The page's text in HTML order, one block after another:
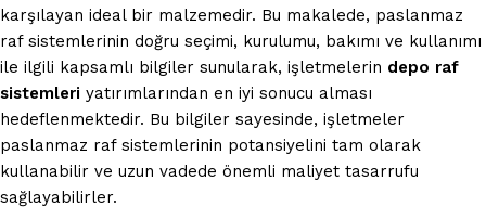
karşılayan ideal bir malzemedir. Bu makalede, paslanmaz
raf sistemlerinin doğru seçimi, kurulumu, bakımı ve kullanımı
ile ilgili kapsamlı bilgiler sunularak, işletmelerin depo raf
sistemleri yatırımlarından en iyi sonucu alması
hedeflenmektedir. Bu bilgiler sayesinde, işletmeler
paslanmaz raf sistemlerinin potansiyelini tam olarak
kullanabilir ve uzun vadede önemli maliyet tasarrufu
sağlayabilirler.